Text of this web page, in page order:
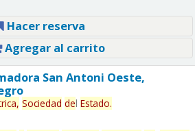
Hacer reserva
Agregar al carrito
San Antoni Oeste,
Sociedad del Estado.